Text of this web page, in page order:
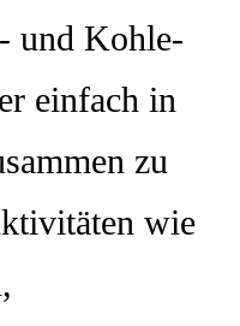
und Kohle-
einfach in
zu
wie